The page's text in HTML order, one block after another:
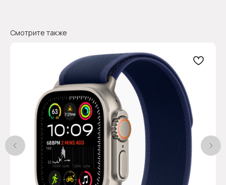
Смотрите также